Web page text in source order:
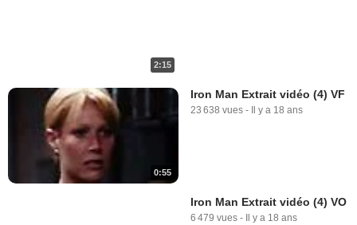
2:15
0:55
Iron Man Extrait vidéo (4) VF
23 638 vues - Il y a 18 ans
Iron Man Extrait vidéo (4) VO
6 479 vues - Il y a 18 ans